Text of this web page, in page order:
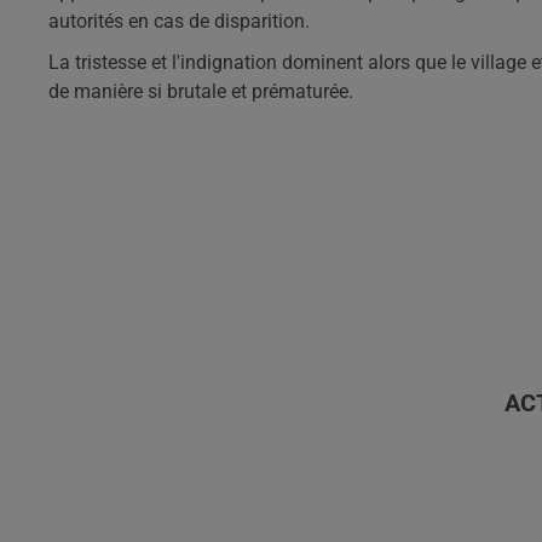
autorités en cas de disparition.
La tristesse et l'indignation dominent alors que le village
de manière si brutale et prématurée.